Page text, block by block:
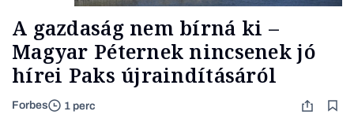
A gazdaság nem bírná ki –
Magyar Péternek nincsenek jó
hírei Paks újraindításáról
Forbes 1 perc